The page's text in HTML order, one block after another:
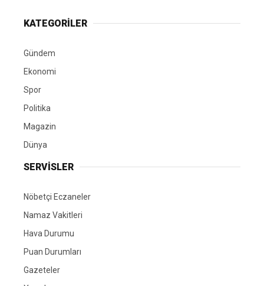
KATEGORİLER
Gündem
Ekonomi
Spor
Politika
Magazin
Dünya
SERVİSLER
Nöbetçi Eczaneler
Namaz Vakitleri
Hava Durumu
Puan Durumları
Gazeteler